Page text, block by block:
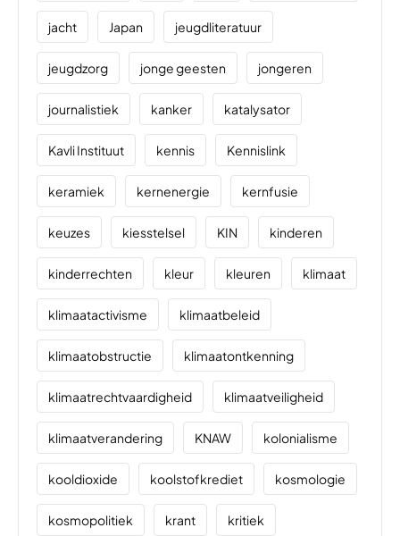
jacht Japan jeugdliteratuur
jeugdzorg jonge geesten jongeren
journalistiek kanker katalysator
Kavli Instituut kennis Kennislink
keramiek kernenergie kernfusie
keuzes kiesstelsel KIN kinderen
kinderrechten kleur kleuren klimaat
klimaatactivisme klimaatbeleid
klimaatobstructie klimaatontkenning
klimaatrechtvaardigheid klimaatveiligheid
klimaatverandering KNAW kolonialisme
kooldioxide koolstofkrediet kosmologie
kosmopolitiek krant kritiek